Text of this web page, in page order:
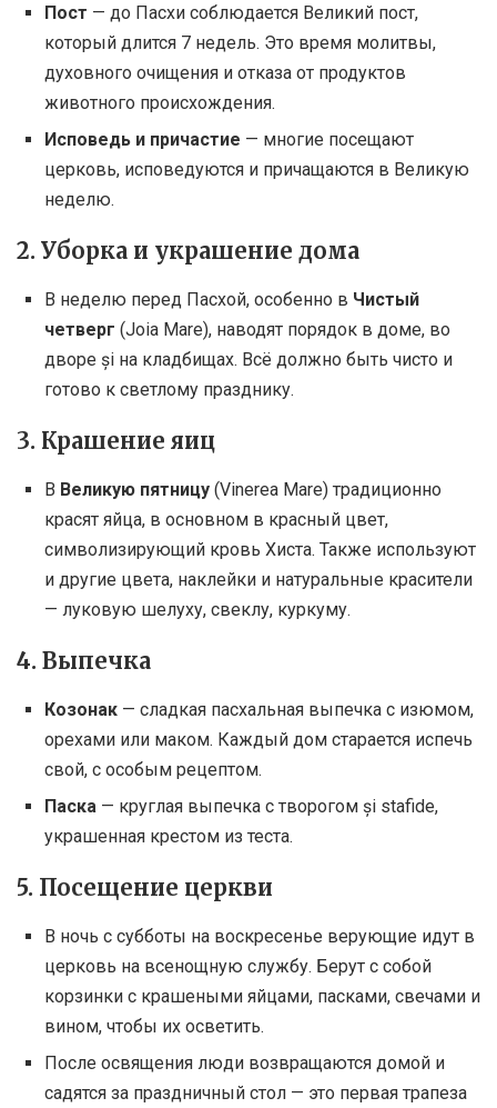
Пост — до Пасхи соблюдается Великий пост,
который длится 7 недель. Это время молитвы,
духовного очищения и отказа от продуктов
животного происхождения.
Исповедь и причастие — многие посещают
церковь, исповедуются и причащаются в Великую
неделю.
2. Уборка и украшение дома
В неделю перед Пасхой, особенно в Чистый
четверг (Joia Mare), наводят порядок в доме, во
дворе și на кладбищах. Всё должно быть чисто и
готово к светлому празднику.
3. Крашение яиц
В Великую пятницу (Vinerea Mare) традиционно
красят яйца, в основном в красный цвет,
символизирующий кровь Хиста. Также используют
и другие цвета, наклейки и натуральные красители
— луковую шелуху, свеклу, куркуму.
4. Выпечка
Козонак — сладкая пасхальная выпечка с изюмом,
орехами или маком. Каждый дом старается испечь
свой, с особым рецептом.
Паска — круглая выпечка с творогом și stafide,
украшенная крестом из теста.
5. Посещение церкви
В ночь с субботы на воскресенье верующие идут в
церковь на всенощную службу. Берут с собой
корзинки с крашеными яйцами, пасками, свечами и
вином, чтобы их осветить.
После освящения люди возвращаются домой и
садятся за праздничный стол — это первая трапеза